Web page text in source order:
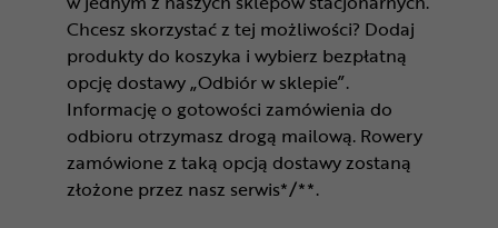
Chcesz skorzystać z tej możliwości? Dodaj
produkty do koszyka i wybierz bezpłatną
opcję dostawy „Odbiór w sklepie”.
Informację o gotowości zamówienia do
odbioru otrzymasz drogą mailową. Rowery
zamówione z taką opcją dostawy zostaną
złożone przez nasz serwis*/**.